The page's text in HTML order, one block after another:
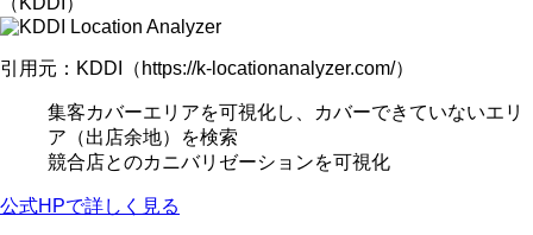
引用元：KDDI（https://k-locationanalyzer.com/）
集客カバーエリアを可視化し、カバーできていないエリ
ア（出店余地）を検索
競合店とのカニバリゼーションを可視化
公式HPで詳しく見る